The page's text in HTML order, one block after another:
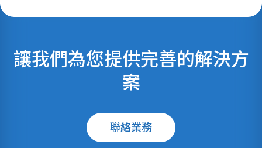
讓我們為您提供完善的解決方
案
聯絡業務